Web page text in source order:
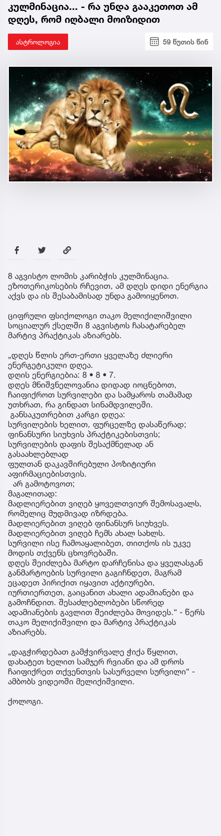
კულმინაცია... - რა უნდა გააკეთოთ ამ
დღეს, რომ იღბალი მოიზიდით
ასტროლოგია 59 წუთის წინ
8 აგვისტო ლომის კარიბჭის კულმინაცია.
ეზოთერიკოსების რჩევით, ამ დღეს დიდი ენერგია
აქვს და ის შესაბამისად უნდა გამოიყენოთ.
ციფრული ფსიქოლოგი თაკო მელიქილიშვილი
სოციალურ ქსელში 8 აგვისტოს ჩასატარებელ
მარტივ პრაქტიკას აზიარებს.
„დღეს წლის ერთ-ერთი ყველაზე ძლიერი
ენერგეტიკული დღეა.
დღის ენერგიებია: 8 • 8 • 7.
დღეს მნიშვნელოვანია დიდად იოცნებოთ,
ჩაიფიქროთ სურვილები და სამყაროს თამამად
უთხრათ, რა გინდათ სინამდვილეში.
განსაკუთრებით კარგი დღეა:
სურვილების ხელით, ფურცელზე დასაწერად;
ფინანსური სიუხვის პრაქტიკებისთვის;
სურვილების დაფის შესაქმნელად ან
გასაახლებლად
ფულთან დაკავშირებული პოზიტიური
აფირმაციებისთვის.
არ გამოტოვოთ;
მაგალითად:
მადლიერებით ვიღებ ყოველთვიურ შემოსავალს,
რომელიც მუდმივად იზრდება.
მადლიერებით ვიღებ ფინანსურ სიუხვეს.
მადლიერებით ვიღებ ჩემს ახალ სახლს.
სურვილი ისე ჩამოაყალიბეთ, თითქოს ის უკვე
მოდის თქვენს ცხოვრებაში.
დღეს შეიძლება მარტო დარჩენისა და ყველასგან
განმარტოების სურვილი გაგიჩნდეთ, მაგრამ
ეცადეთ პირიქით იყავით აქტიურები,
იურთიერთეთ, გაიცანით ახალი ადამიანები და
გამოჩნდით. შესაძლებლობები სწორედ
ადამიანების გავლით შეიძლება მოვიდეს.“ - წერს
თაკო მელიქიშვილი და მარტივ პრაქტიკას
აზიარებს.
„დაგჭირდებათ გამჭვირვალე ჭიქა წყლით,
დახატეთ ხელით სამჯერ რვიანი და ამ დროს
ჩაიფიქრეთ თქვენთვის სასურველი სურვილი“ -
ამბობს ვიდეოში მელიქიშვილი.
ქოლოგი.